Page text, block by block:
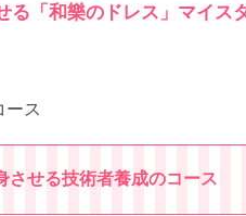
る「和樂のドレス」マイス
ース
させる技術者養成のコース